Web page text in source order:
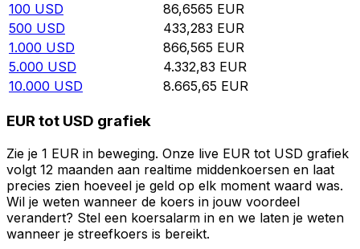
100 USD 86,6565 EUR
500 USD 433,283 EUR
1.000 USD 866,565 EUR
5.000 USD 4.332,83 EUR
10.000 USD 8.665,65 EUR
EUR tot USD grafiek
Zie je 1 EUR in beweging. Onze live EUR tot USD grafiek
volgt 12 maanden aan realtime middenkoersen en laat
precies zien hoeveel je geld op elk moment waard was.
Wil je weten wanneer de koers in jouw voordeel
verandert? Stel een koersalarm in en we laten je weten
wanneer je streefkoers is bereikt.